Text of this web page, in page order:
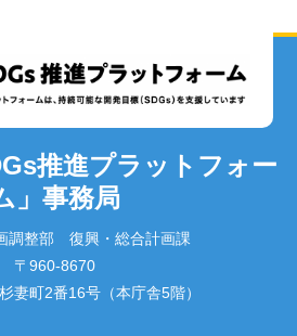
推進プラットフォー
」事務局
整部 復興・総合計画課
〒960-8670
妻町2番16号（本庁舎5階）